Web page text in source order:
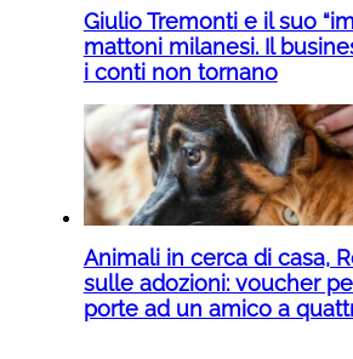
Giulio Tremonti e il suo
mattoni milanesi. Il
i conti non tornano
Animali in cerca di casa,
sulle adozioni: voucher
porte ad un amico a